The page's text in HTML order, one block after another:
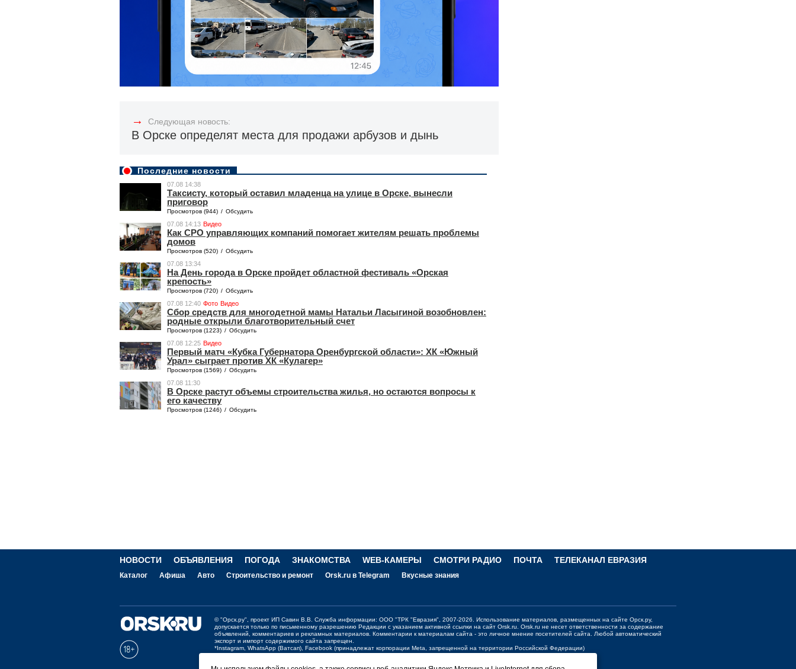
→ Следующая новость:
В Орске определят места для продажи арбузов и дынь
Последние новости
07.08 14:38
Таксисту, который оставил младенца на улице в Орске, вынесли
приговор
Просмотров (944) / Обсудить
07.08 14:13 Видео
Как СРО управляющих компаний помогает жителям решать проблемы
домов
Просмотров (520) / Обсудить
07.08 13:34
На День города в Орске пройдет областной фестиваль «Орская
крепость»
Просмотров (720) / Обсудить
07.08 12:40 Фото Видео
Сбор средств для многодетной мамы Натальи Ласыгиной возобновлен:
родные открыли благотворительный счет
Просмотров (1223) / Обсудить
07.08 12:25 Видео
Первый матч «Кубка Губернатора Оренбургской области»: ХК «Южный
Урал» сыграет против ХК «Кулагер»
Просмотров (1569) / Обсудить
07.08 11:30
В Орске растут объемы строительства жилья, но остаются вопросы к
его качеству
Просмотров (1246) / Обсудить
НОВОСТИ ОБЪЯВЛЕНИЯ ПОГОДА ЗНАКОМСТВА WEB-КАМЕРЫ СМОТРИ РАДИО ПОЧТА ТЕЛЕКАНАЛ ЕВРАЗИЯ
Каталог Афиша Авто Строительство и ремонт Orsk.ru в Telegram Вкусные знания
©"Орск.ру" , проект ИП Савин В.В. Служба информации: ООО "ТРК "Евразия", 2007-2026. Использование материалов, размещенных на сайте Орск.ру,
допускается только по письменному разрешению Редакции с указанием активной ссылки на сайт Orsk.ru Orsk.ru не несет ответственности за содержание
объявлений, комментариев и рекламных материалов. Комментарии к материалам сайта - это личное мнение посетителей сайта. Любой автоматический
экспорт и импорт содержимого сайта запрещен.
*Instagram, WhatsApp (Ватсап), Facebook (принадлежат корпорации Meta, запрещенной на территории Российской Федерации)